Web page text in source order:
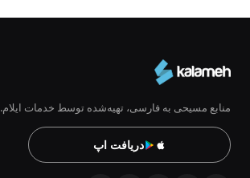
منابع مسیحی به فارسی، تهیه‌شده توسط خدمات ایلام.
دریافت اپ